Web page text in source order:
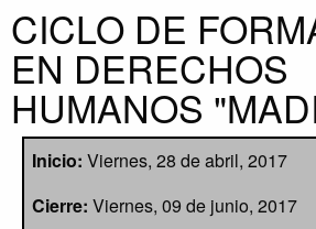
CICLO DE
EN DERECHOS
HUMANOS
Inicio: Viernes, 28 de abril, 2017
Cierre: Viernes, 09 de junio, 2017